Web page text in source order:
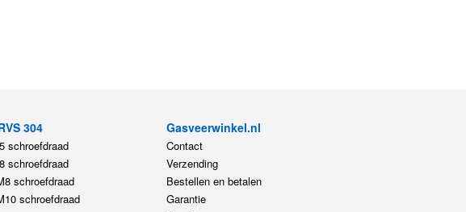
304
schroefdraad
schroefdraad
schroefdraad
schroefdraad
Gasveerwinkel.nl
Contact
Verzending
Bestellen en betalen
Garantie